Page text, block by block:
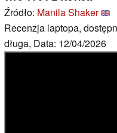
Źródło: Manila Shaker
Recenzja laptopa,
długa, Data: 12/04/2026